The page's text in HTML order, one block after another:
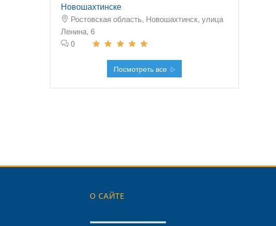
Новошахтинске
Ростовская область, Новошахтинск, улица
Ленина, 6
0
Посмотреть все
О САЙТЕ